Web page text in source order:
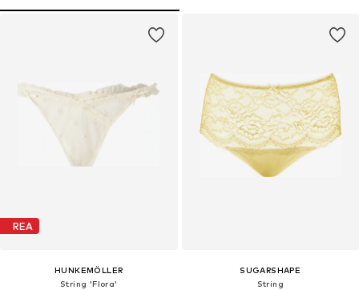
REA
HUNKEMÖLLER
String 'Flora'
SUGARSHAPE
String